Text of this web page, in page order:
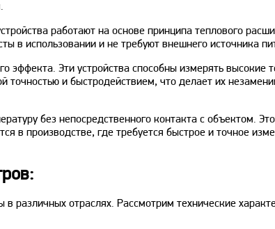
работают на основе принципа теплового
в использовании и не требуют внешнего источника
Эти устройства способны измерять
и быстродействием, что делает их
без непосредственного контакта с объектом.
производстве, где требуется быстрое и точное
отраслях. Рассмотрим технические